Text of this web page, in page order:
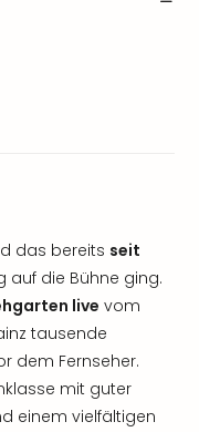
das bereits seit
auf die Bühne ging.
live vom
tausende
dem Fernseher.
mit guter
einem vielfältigen